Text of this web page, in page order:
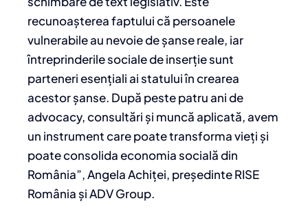
recunoașterea faptului că persoanele
vulnerabile au nevoie de șanse reale, iar
întreprinderile sociale de inserție sunt
parteneri esențiali ai statului în crearea
acestor șanse. După peste patru ani de
advocacy, consultări și muncă aplicată, avem
un instrument care poate transforma vieți și
poate consolida economia socială din
România”, Angela Achiței, președinte RISE
România și ADV Group.